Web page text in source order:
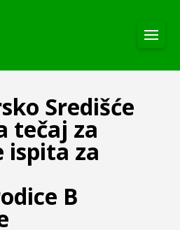
Središće
tečaj za
ispita za
B